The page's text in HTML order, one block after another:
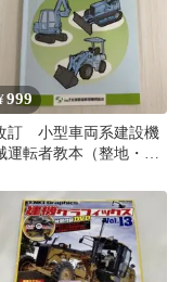
999
訂 小型車両系建設機
運転者教本（整地・運
）